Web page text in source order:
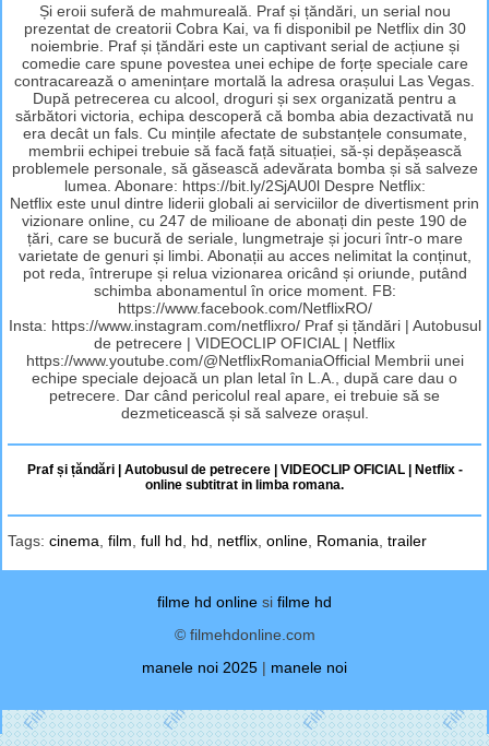
Și eroii suferă de mahmureală. Praf și țăndări, un serial nou
prezentat de creatorii Cobra Kai, va fi disponibil pe Netflix din 30
noiembrie. Praf și țăndări este un captivant serial de acțiune și
comedie care spune povestea unei echipe de forțe speciale care
contracarează o amenințare mortală la adresa orașului Las Vegas.
După petrecerea cu alcool, droguri și sex organizată pentru a
sărbători victoria, echipa descoperă că bomba abia dezactivată nu
era decât un fals. Cu mințile afectate de substanțele consumate,
membrii echipei trebuie să facă față situației, să-și depășească
problemele personale, să găsească adevărata bomba și să salveze
lumea. Abonare: https://bit.ly/2SjAU0l Despre Netflix:
Netflix este unul dintre liderii globali ai serviciilor de divertisment prin
vizionare online, cu 247 de milioane de abonați din peste 190 de
țări, care se bucură de seriale, lungmetraje și jocuri într-o mare
varietate de genuri și limbi. Abonații au acces nelimitat la conținut,
pot reda, întrerupe și relua vizionarea oricând și oriunde, putând
schimba abonamentul în orice moment. FB:
https://www.facebook.com/NetflixRO/
Insta: https://www.instagram.com/netflixro/ Praf și țăndări | Autobusul
de petrecere | VIDEOCLIP OFICIAL | Netflix
https://www.youtube.com/@NetflixRomaniaOfficial Membrii unei
echipe speciale dejoacă un plan letal în L.A., după care dau o
petrecere. Dar când pericolul real apare, ei trebuie să se
dezmeticească și să salveze orașul.
Praf și țăndări | Autobusul de petrecere | VIDEOCLIP OFICIAL | Netflix -
online subtitrat in limba romana.
Tags: cinema film full hd hd netflix online Romania trailer
filme hd online si filme hd
© filmehdonline.com
manele noi 2025 | manele noi